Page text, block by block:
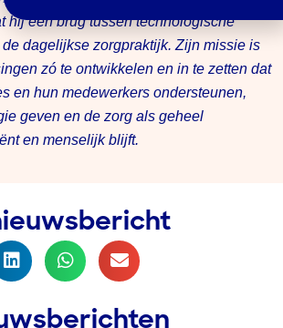
hij een brug tussen technologische
dagelijkse zorgpraktijk. Zijn missie is
zó te ontwikkelen en in te zetten dat
en hun medewerkers ondersteunen,
geven en de zorg als geheel
en menselijk blijft.